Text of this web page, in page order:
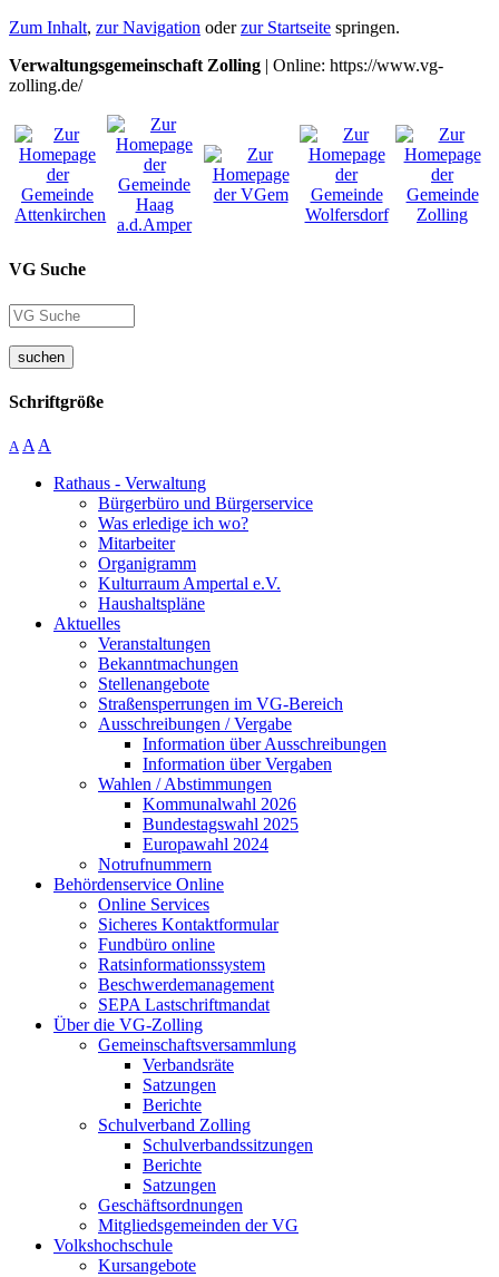
Zum Inhalt, zur Navigation oderzur Startseite springen.
Verwaltungsgemeinschaft Zolling | Online: https://www.vg-
zolling.de/
VG Suche
suchen
Schriftgröße
A A A
Rathaus - Verwaltung
Bürgerbüro und Bürgerservice
Was erledige ich wo?
Mitarbeiter
Organigramm
Kulturraum Ampertal e.V.
Haushaltspläne
Aktuelles
Veranstaltungen
Bekanntmachungen
Stellenangebote
Straßensperrungen im VG-Bereich
Ausschreibungen / Vergabe
Information über Ausschreibungen
Information über Vergaben
Wahlen / Abstimmungen
Kommunalwahl 2026
Bundestagswahl 2025
Europawahl 2024
Notrufnummern
Behördenservice Online
Online Services
Sicheres Kontaktformular
Fundbüro online
Ratsinformationssystem
Beschwerdemanagement
SEPA Lastschriftmandat
Über die VG-Zolling
Gemeinschaftsversammlung
Verbandsräte
Satzungen
Berichte
Schulverband Zolling
Schulverbandssitzungen
Berichte
Satzungen
Geschäftsordnungen
Mitgliedsgemeinden der VG
Volkshochschule
Kursangebote